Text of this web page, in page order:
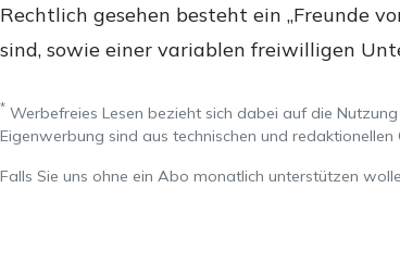
Rechtlich gesehen besteht ein „Freunde
sind, sowie einer variablen freiwilligen
* Werbefreies Lesen bezieht sich dabei auf die
Eigenwerbung sind aus technischen und redaktionellen
Falls Sie uns ohne ein Abo monatlich unterstützen